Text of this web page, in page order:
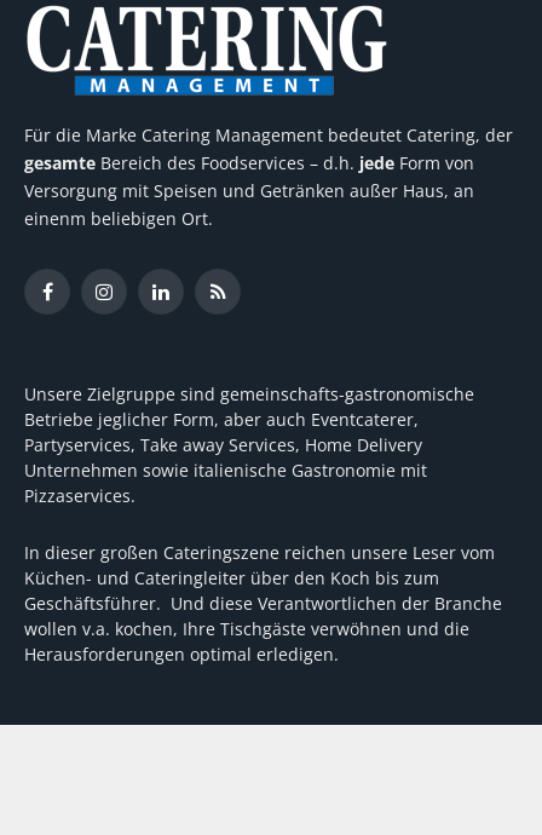
Für die Marke Catering Management bedeutet Catering, der
gesamte Bereich des Foodservices – d.h. jede Form von
Versorgung mit Speisen und Getränken außer Haus, an
einenm beliebigen Ort.
FacebookInstagramLinkedInRSS
Unsere Zielgruppe sind gemeinschafts-gastronomische
Betriebe jeglicher Form, aber auch Eventcaterer,
Partyservices, Take away Services, Home Delivery
Unternehmen sowie italienische Gastronomie mit
Pizzaservices.
In dieser großen Cateringszene reichen unsere Leser vom
Küchen- und Cateringleiter über den Koch bis zum
Geschäftsführer. Und diese Verantwortlichen der Branche
wollen v.a. kochen, Ihre Tischgäste verwöhnen und die
Herausforderungen optimal erledigen.